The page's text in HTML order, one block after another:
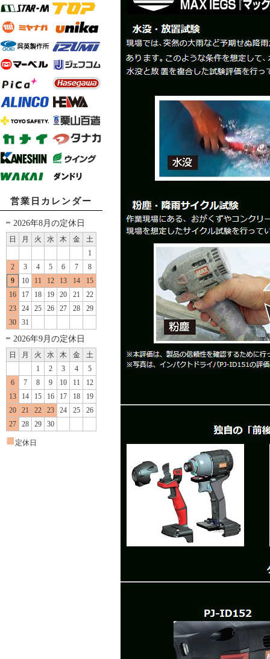
営業日カレンダー
2026年8月の定休日
日 月 火 水 木 金
土
1
2
3 4 5 6 7
8
9
10 11 12 13 14
15
16
17 18 19 20 21
22
23
24 25 26 27 28
29
30
31
2026年9月の定休日
日 月 火 水 木 金
土
1
2 3 4
5
6
7 8 9 10 11
12
13
14 15 16 17 18
19
20
21 22 23 24 25
26
27
28 29 30
■ 定休日